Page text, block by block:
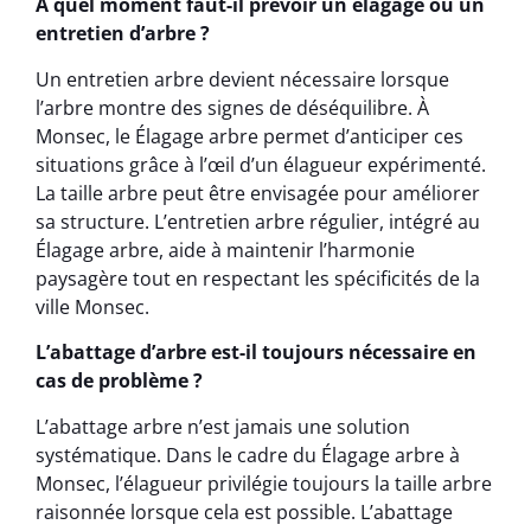
entretien d’arbre ?
Un entretien arbre devient nécessaire lorsque
l’arbre montre des signes de déséquilibre. À
Monsec, le Élagage arbre permet d’anticiper ces
situations grâce à l’œil d’un élagueur expérimenté.
La taille arbre peut être envisagée pour améliorer
sa structure. L’entretien arbre régulier, intégré au
Élagage arbre, aide à maintenir l’harmonie
paysagère tout en respectant les spécificités de la
ville Monsec.
L’abattage d’arbre est-il toujours nécessaire en
cas de problème ?
L’abattage arbre n’est jamais une solution
systématique. Dans le cadre du Élagage arbre à
Monsec, l’élagueur privilégie toujours la taille arbre
raisonnée lorsque cela est possible. L’abattage